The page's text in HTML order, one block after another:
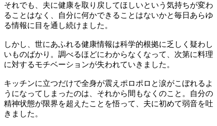
それでも、夫に健康を取り戻してほしいという気持ちが変わ
ることはなく、自分に何かできることはないかと毎日あらゆ
る情報に目を通し続けました。
しかし、世にあふれる健康情報は科学的根拠に乏しく疑わし
いものばかり。調べるほどにわからなくなって、次第に料理
に対するモチベーションが失われていきました。
キッチンに立つだけで全身が震えポロポロと涙がこぼれるよ
うになってしまったのは、それから間もなくのこと。自分の
精神状態が限界を超えたことを悟って、夫に初めて弱音を吐
きました。